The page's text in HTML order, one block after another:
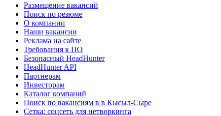
Размещение вакансий
Поиск по резюме
О компании
Наши вакансии
Реклама на сайте
Требования к ПО
Безопасный HeadHunter
HeadHunter API
Партнерам
Инвесторам
Каталог компаний
Поиск по вакансиям в в Кысыл-Сыре
Сетка: соцсеть для нетворкинга